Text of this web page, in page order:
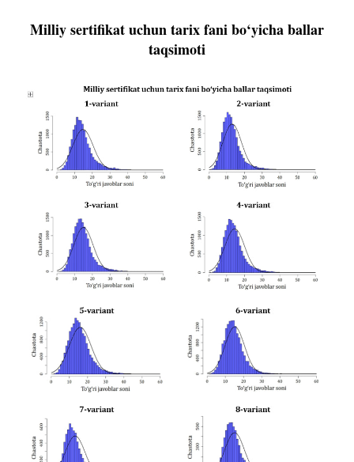
Milliy sertifikat uchun tarix fani bo‘yicha ballar
taqsimoti